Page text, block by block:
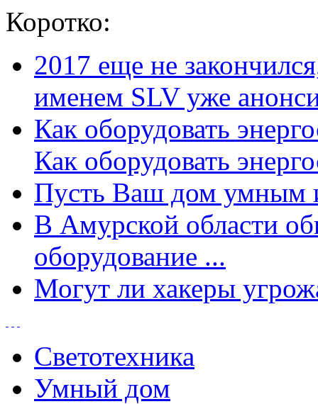
Коротко:
2017 еще не
именем SLV уже
Как оборудовать
Как оборудовать
Пусть Ваш дом умным
В Амурской области
оборудование ...
Могут ли хакеры
Светотехника
Умный дом